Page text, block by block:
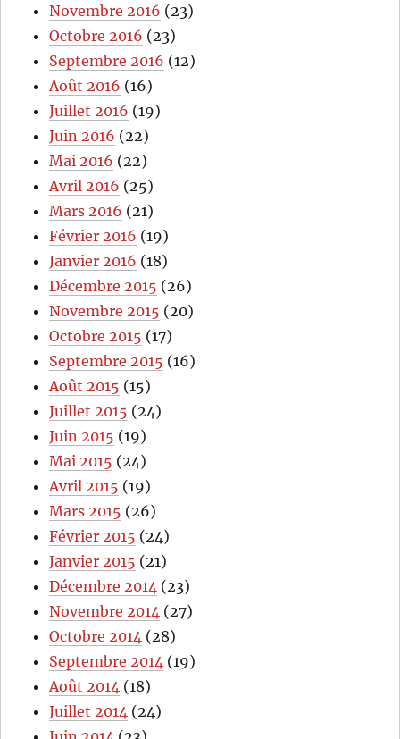
Novembre 2016 (23)
Octobre 2016 (23)
Septembre 2016 (12)
Août 2016 (16)
Juillet 2016 (19)
Juin 2016 (22)
Mai 2016 (22)
Avril 2016 (25)
Mars 2016 (21)
Février 2016 (19)
Janvier 2016 (18)
Décembre 2015 (26)
Novembre 2015 (20)
Octobre 2015 (17)
Septembre 2015 (16)
Août 2015 (15)
Juillet 2015 (24)
Juin 2015 (19)
Mai 2015 (24)
Avril 2015 (19)
Mars 2015 (26)
Février 2015 (24)
Janvier 2015 (21)
Décembre 2014 (23)
Novembre 2014 (27)
Octobre 2014 (28)
Septembre 2014 (19)
Août 2014 (18)
Juillet 2014 (24)